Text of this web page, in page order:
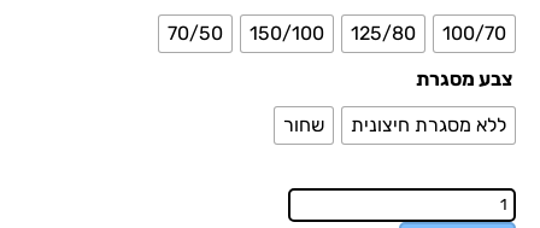
100/70
125/80
150/100
70/50
צבע מסגרת
ללא מסגרת חיצונית
שחור